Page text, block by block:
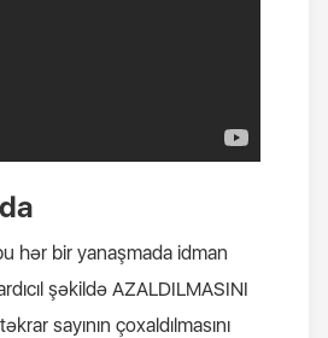
hər bir yanaşmada idman
şəkildə AZALDILMASINI
sayının çoxaldılmasını